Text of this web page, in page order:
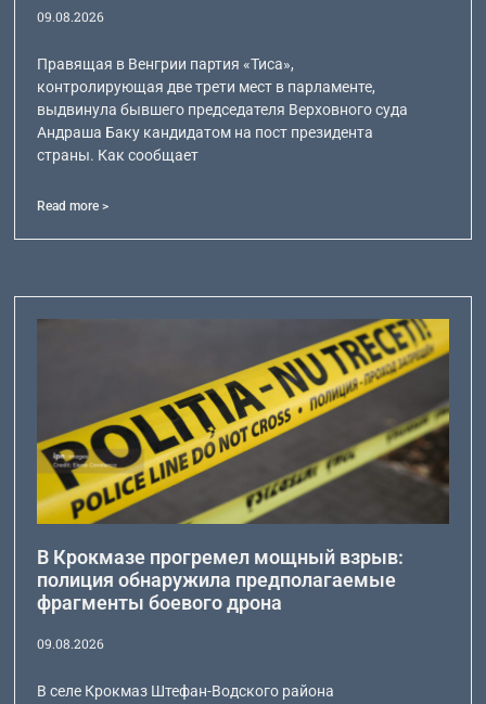
09.08.2026
Правящая в Венгрии партия «Тиса»,
контролирующая две трети мест в парламенте,
выдвинула бывшего председателя Верховного суда
Андраша Баку кандидатом на пост президента
страны. Как сообщает
Read more >
В Крокмазе прогремел мощный взрыв:
полиция обнаружила предполагаемые
фрагменты боевого дрона
09.08.2026
В селе Крокмаз Штефан-Водского района